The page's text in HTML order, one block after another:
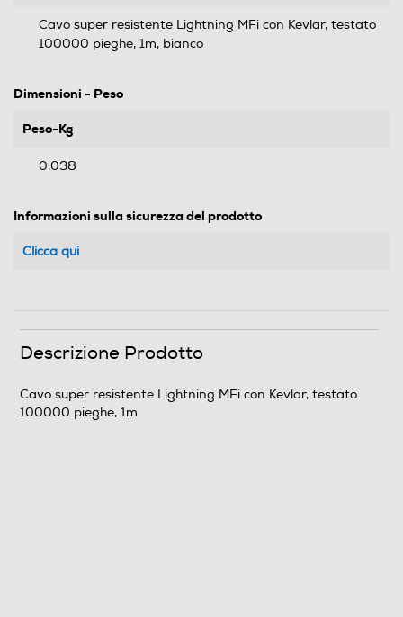
Cavo super resistente Lightning MFi con Kevlar, testato
100000 pieghe, 1m, bianco
Dimensioni - Peso
Peso-Kg
0,038
Informazioni sulla sicurezza del prodotto
Clicca qui
Descrizione Prodotto
Cavo super resistente Lightning MFi con Kevlar, testato
100000 pieghe, 1m